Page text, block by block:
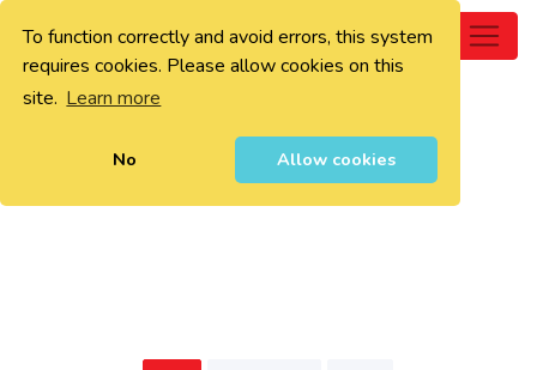
To function correctly and avoid errors, this system
requires cookies. Please allow cookies on this
site. Learn more
No Allow cookies
0